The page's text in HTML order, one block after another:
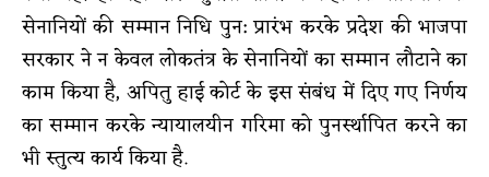
सेनानियों की सम्मान निधि पुन: प्रारंभ करके प्रदेश की भाजपा
सरकार ने न केवल लोकतंत्र के सेनानियों का सम्मान लौटाने का
काम किया है, अपितु हाई कोर्ट के इस संबंध में दिए गए निर्णय
का सम्मान करके न्यायालयीन गरिमा को पुनर्स्थापित करने का
भी स्तुत्य कार्य किया है.